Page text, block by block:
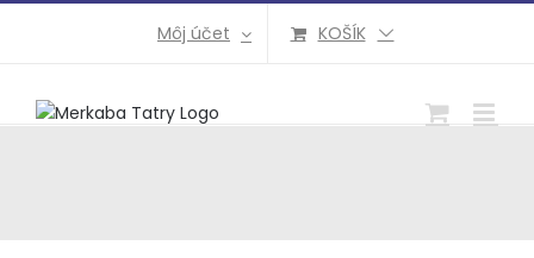
Môj účet KOŠÍK